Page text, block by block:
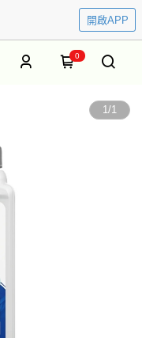
開啟APP
0
1/1